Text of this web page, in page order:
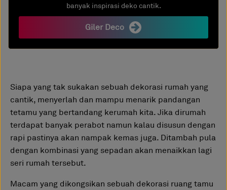
banyak inspirasi deko cantik.
Giler Deco
Siapa yang tak sukakan sebuah dekorasi rumah yang
cantik, menyerlah dan mampu menarik pandangan
tetamu yang bertandang kerumah kita. Jika dirumah
terdapat banyak perabot namun kalau disusun dengan
rapi pastinya akan nampak kemas juga. Ditambah pula
dengan kombinasi yang sepadan akan menaikkan lagi
seri rumah tersebut.
Macam yang dikongsikan sebuah dekorasi ruang tamu